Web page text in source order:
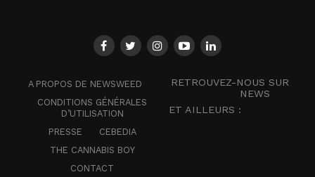
A PROPOS DE NEWSWEED
CONDITIONS GÉNÉRALES
D’UTILISATION
PRESSE
CEBEDIA
THE CANNABIS BOY
CONTACT
RETROUVEZ-NOUS SUR
NEWS
ET AILLEURS :